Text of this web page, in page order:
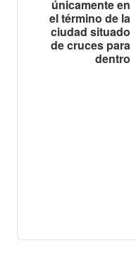
únicamente en
el término de la
ciudad situado
de cruces para
dentro